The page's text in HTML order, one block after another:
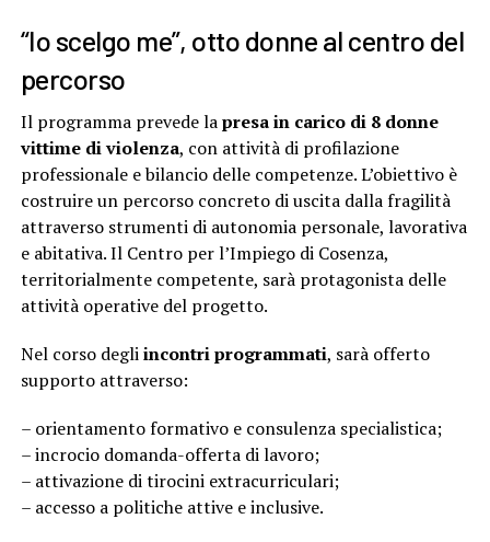
“Io scelgo me”, otto donne al centro del
percorso
Il programma prevede lapresa in carico di 8 donne
vittime di violenza, con attività di profilazione
professionale e bilancio delle competenze. L’obiettivo è
costruire un percorso concreto di uscita dalla fragilità
attraverso strumenti di autonomia personale, lavorativa
e abitativa. Il Centro per l’Impiego di Cosenza,
territorialmente competente, sarà protagonista delle
attività operative del progetto.
Nel corso degliincontri programmati, sarà offerto
supporto attraverso:
– orientamento formativo e consulenza specialistica;
– incrocio domanda-offerta di lavoro;
– attivazione di tirocini extracurriculari;
– accesso a politiche attive e inclusive.